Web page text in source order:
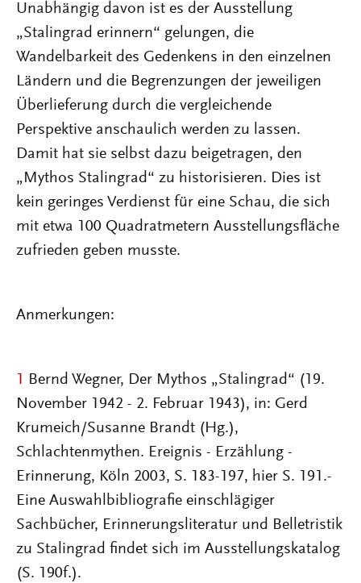
Unabhängig davon ist es der Ausstellung
„Stalingrad erinnern“ gelungen, die
Wandelbarkeit des Gedenkens in den einzelnen
Ländern und die Begrenzungen der jeweiligen
Überlieferung durch die vergleichende
Perspektive anschaulich werden zu lassen.
Damit hat sie selbst dazu beigetragen, den
„Mythos Stalingrad“ zu historisieren. Dies ist
kein geringes Verdienst für eine Schau, die sich
mit etwa 100 Quadratmetern Ausstellungsfläche
zufrieden geben musste.
Anmerkungen:
1 Bernd Wegner, Der Mythos „Stalingrad“ (19.
November 1942 - 2. Februar 1943), in: Gerd
Krumeich/Susanne Brandt (Hg.),
Schlachtenmythen. Ereignis - Erzählung -
Erinnerung, Köln 2003, S. 183-197, hier S. 191.-
Eine Auswahlbibliografie einschlägiger
Sachbücher, Erinnerungsliteratur und Belletristik
zu Stalingrad findet sich im Ausstellungskatalog
(S. 190f.).